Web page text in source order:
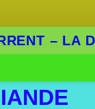
– LA